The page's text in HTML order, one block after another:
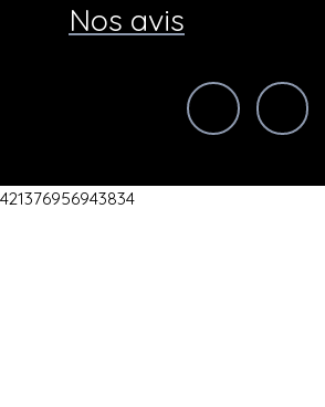
Nos avis
421376956943834